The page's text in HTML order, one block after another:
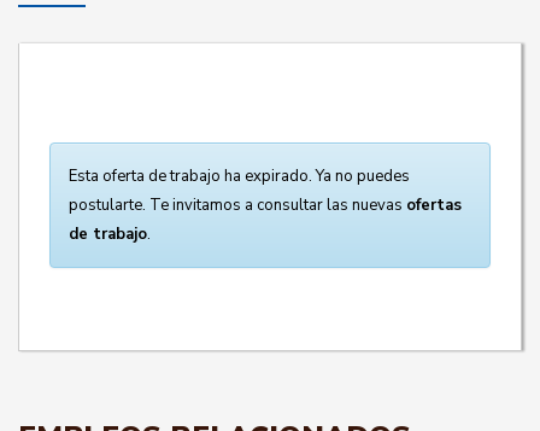
Esta oferta de trabajo ha expirado. Ya no puedes
postularte. Te invitamos a consultar las nuevas ofertas
de trabajo.